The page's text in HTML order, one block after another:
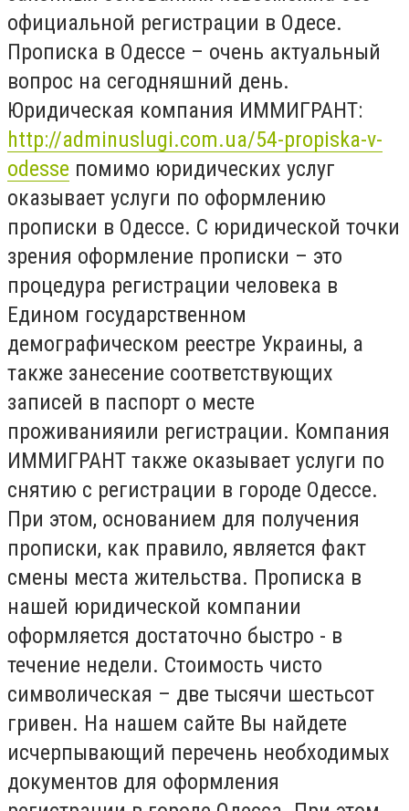
официальной регистрации в Одесе.
Прописка в Одессе – очень актуальный
вопрос на сегодняшний день.
Юридическая компания ИММИГРАНТ:
http://adminuslugi.com.ua/54-propiska-v-
odesse помимо юридических услуг
оказывает услуги по оформлению
прописки в Одессе. С юридической точки
зрения оформление прописки – это
процедура регистрации человека в
Едином государственном
демографическом реестре Украины, а
также занесение соответствующих
записей в паспорт о месте
проживанияили регистрации. Компания
ИММИГРАНТ также оказывает услуги по
снятию с регистрации в городе Одессе.
При этом, основанием для получения
прописки, как правило, является факт
смены места жительства. Прописка в
нашей юридической компании
оформляется достаточно быстро - в
течение недели. Стоимость чисто
символическая – две тысячи шестьсот
гривен. На нашем сайте Вы найдете
исчерпывающий перечень необходимых
документов для оформления